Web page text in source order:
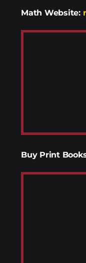
Math Website:
Buy Print